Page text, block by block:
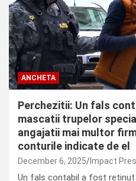
ANCHETA
Perchezitii: Un fals
mascatii trupelor
angajatii mai multor
conturile indicate de el
December 6, 2025 Impact
Un fals contabil a fost retinut